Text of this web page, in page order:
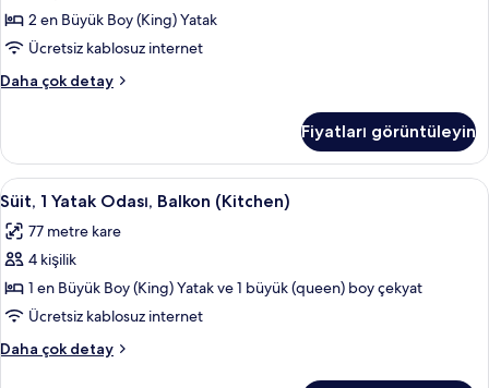
Odası,
Engellilere
Uygun
tüm
fotoğrafları
görün
2 en Büyük Boy (King) Yatak
Ücretsiz kablosuz internet
Daha çok detay
Süit,
Engellilere
Uygun
(Hearing)
daha
fazla
Fiyatları görüntüleyin
Süit,
1
Yatak
Odası,
Balkon
(Kitchen)
için
tüm
Kaliteli yatak takımı, kuştüyü
6
Süit, 1 Yatak Odası, Balkon (Kitchen)
77 metre kare
4 kişilik
1 en Büyük Boy (King) Yatak ve 1 büyük (queen) boy çekyat
Ücretsiz kablosuz internet
Daha çok detay
Süit,